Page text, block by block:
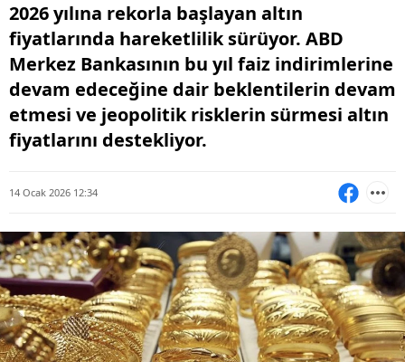
2026 yılına rekorla başlayan altın
fiyatlarında hareketlilik sürüyor. ABD
Merkez Bankasının bu yıl faiz indirimlerine
devam edeceğine dair beklentilerin devam
etmesi ve jeopolitik risklerin sürmesi altın
fiyatlarını destekliyor.
14 Ocak 2026 12:34